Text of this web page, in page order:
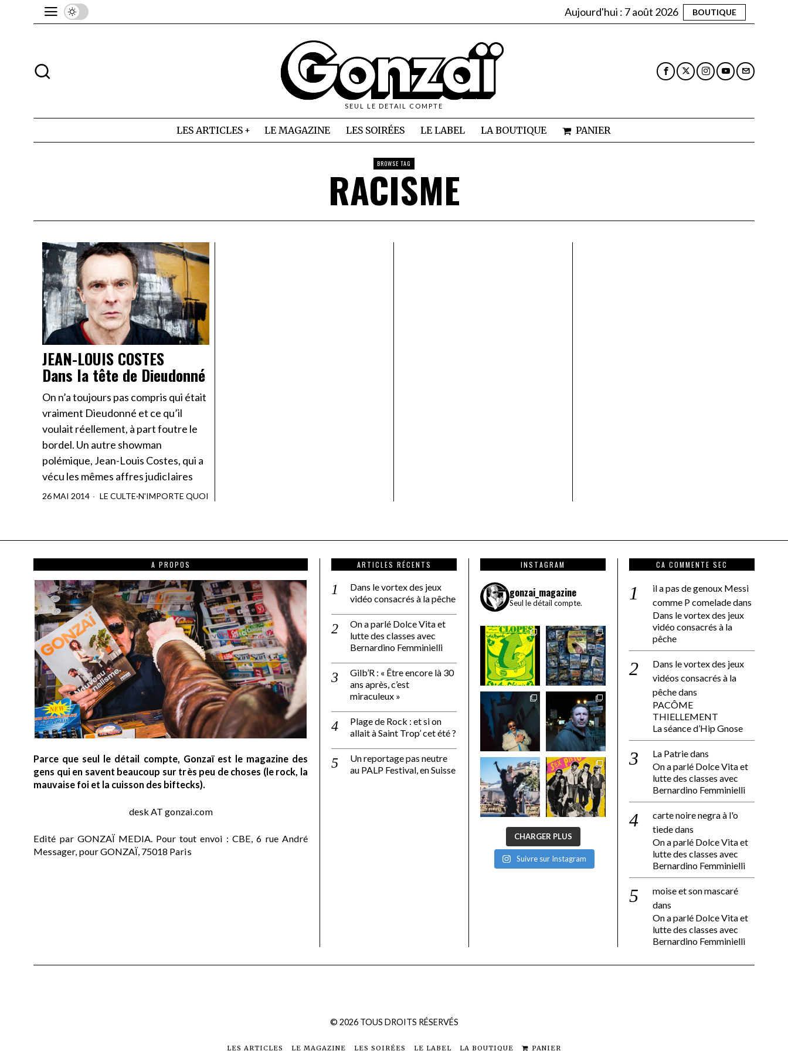
Aujourd'hui : 7 août 2026 BOUTIQUE
SEUL LE DETAIL COMPTE
LES ARTICLES LE MAGAZINE LES SOIRÉES LE LABEL LA BOUTIQUE PANIER
BROWSE TAG
RACISME
JEAN-LOUIS COSTES
Dans la tête de Dieudonné
On n’a toujours pas compris qui était
vraiment Dieudonné et ce qu’il
voulait réellement, à part foutre le
bordel. Un autre showman
polémique, Jean-Louis Costes, qui a
vécu les mêmes affres judicIaires
26 MAI 2014 LE CULTE·N'IMPORTE QUOI
A PROPOS
Parce que seul le détail compte, Gonzaï est le magazine des
gens qui en savent beaucoup sur très peu de choses (le rock, la
mauvaise foi et la cuisson des biftecks).
desk AT gonzai.com
Edité par GONZAÏ MEDIA. Pour tout envoi : CBE, 6 rue André
Messager, pour GONZAÏ, 75018 Paris
ARTICLES RÉCENTS
Dans le vortex des jeux
vidéo consacrés à la pêche
On a parlé Dolce Vita et
lutte des classes avec
Bernardino Femminielli
Gilb’R : « Être encore là 30
ans après, c’est
miraculeux »
Plage de Rock : et si on
allait à Saint Trop’ cet été ?
Un reportage pas neutre
au PALP Festival, en Suisse
INSTAGRAM
gonzai_magazine
Seul le détail compte.
CHARGER PLUS
Suivre sur Instagram
CA COMMENTE SEC
il a pas de genoux Messi
comme P comeladedans
Dans le vortex des jeux
vidéo consacrés à la
pêche
Dans le vortex des jeux
vidéos consacrés à la
pêchedans
PACÔME
THIELLEMENT
La séance d’Hip Gnose
La Patriedans
On a parlé Dolce Vita et
lutte des classes avec
Bernardino Femminielli
carte noire negra à l'o
tiededans
On a parlé Dolce Vita et
lutte des classes avec
Bernardino Femminielli
moise et son mascaré
dans
On a parlé Dolce Vita et
lutte des classes avec
Bernardino Femminielli
© 2026TOUS DROITS RÉSERVÉS
LES ARTICLES LE MAGAZINE LES SOIRÉES LE LABEL LA BOUTIQUE PANIER